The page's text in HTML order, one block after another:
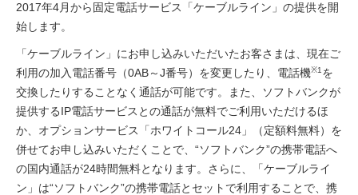
2017年4月から固定電話サービス「ケーブルライン」の提供を開
始します。
「ケーブルライン」にお申し込みいただいたお客さまは、現在ご
利用の加入電話番号（0AB～J番号）を変更したり、電話機※1 を
交換したりすることなく通話が可能です。また、ソフトバンクが
提供するIP電話サービスとの通話が無料でご利用いただけるほ
か、オプションサービス「ホワイトコール24」（定額料無料）を
併せてお申し込みいただくことで、“ソフトバンク”の携帯電話へ
の国内通話が24時間無料となります。さらに、「ケーブルライ
ン」は“ソフトバンク”の携帯電話とセットで利用することで、携